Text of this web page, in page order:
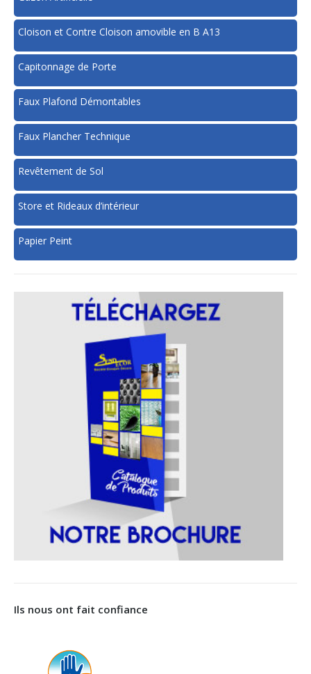
Cloison et Contre Cloison amovible en B A13
Capitonnage de Porte
Faux Plafond Démontables
Faux Plancher Technique
Revêtement de Sol
Store et Rideaux d’intérieur
Papier Peint
Ils nous ont fait confiance